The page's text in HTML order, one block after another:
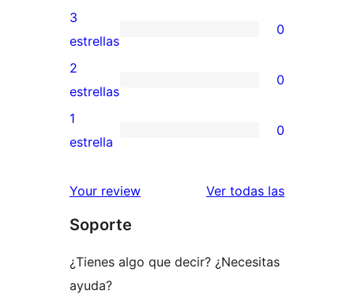
5
estrellas
valoraciones
de
4
estrellas
0
valoraciones
de
3
estrellas
3
estrellas
0
0
valoraciones
de
estrellas
2
estrellas
0
0
de
estrellas
1
estrella
0
Your review Ver todas las
Soporte
¿Tienes algo que decir? ¿Necesitas
ayuda?